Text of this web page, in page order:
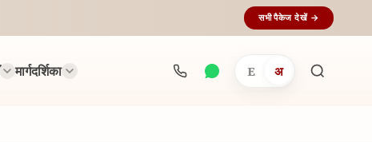
सभी पैकेज देखें →
मार्गदर्शिका E अ
अनुष्ठान